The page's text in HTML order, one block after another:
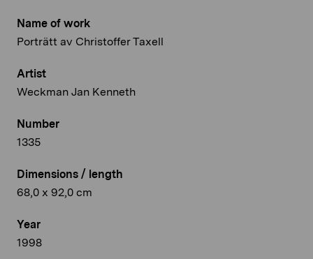
Name of work
Porträtt av Christoffer Taxell
Artist
Weckman Jan Kenneth
Number
1335
Dimensions / length
68,0 x 92,0 cm
Year
1998